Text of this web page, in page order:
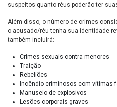
suspeitos quanto réus poderão ter
Além disso, o número de crimes
o acusado/réu tenha sua identidade
também incluirá:
Crimes sexuais contra menores
Traição
Rebeliões
Incêndio criminosos com vítimas
Manuseio de explosivos
Lesões corporais graves